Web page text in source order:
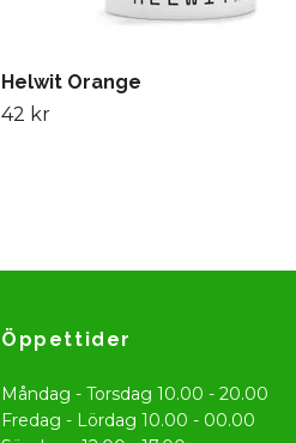
Helwit Orange
42 kr
Öppettider
Måndag - Torsdag 10.00 - 20.00
Fredag - Lördag 10.00 - 00.00